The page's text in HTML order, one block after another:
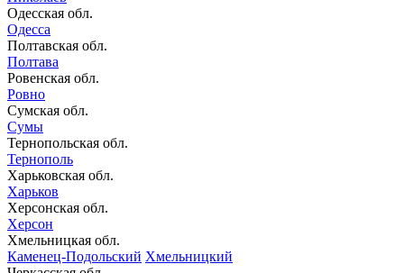
Одесская обл.
Одесса
Полтавская обл.
Полтава
Ровенская обл.
Ровно
Сумская обл.
Сумы
Тернопольская обл.
Тернополь
Харьковская обл.
Харьков
Херсонская обл.
Херсон
Хмельницкая обл.
Каменец-Подольский Хмельницкий